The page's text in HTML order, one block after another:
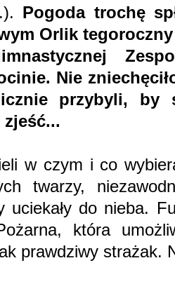
Pogoda trochę
Orlik
Nie
przybyli, by
w czym i co
twarzy,
uciekały do nieba.
która
prawdziwy strażak.